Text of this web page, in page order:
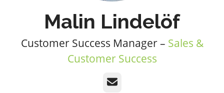
Malin Lindelöf
Customer Success Manager – Sales &
Customer Success
E-post